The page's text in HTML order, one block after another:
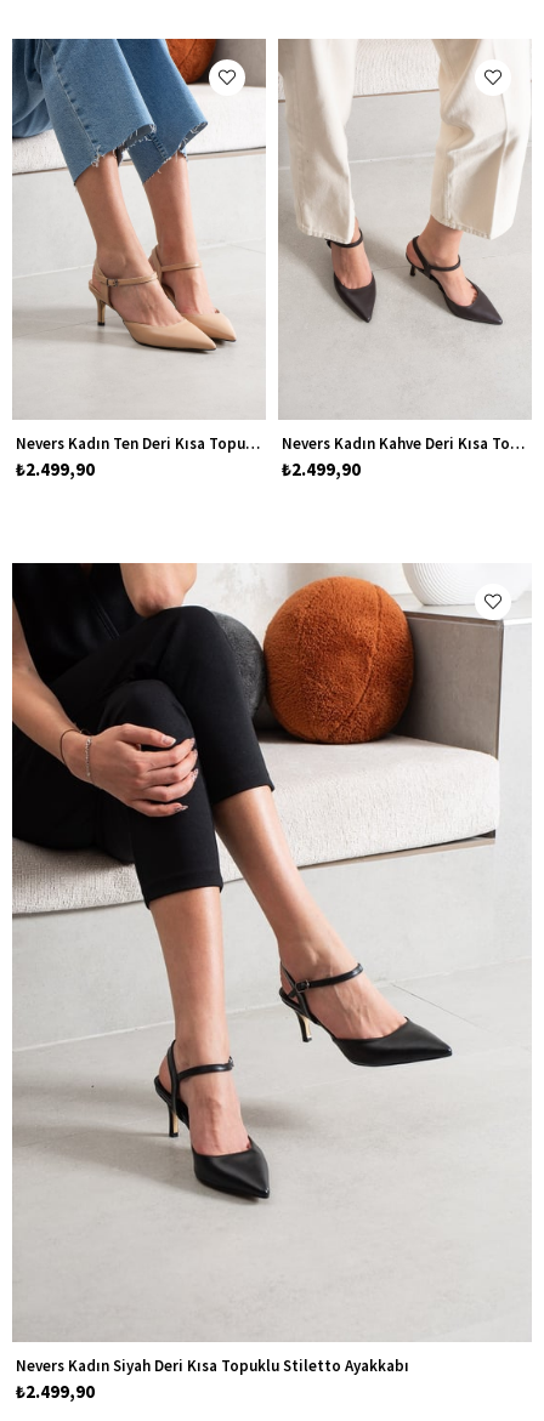
Nevers Kadın Ten Deri Kısa Topuklu Stiletto Ayakkabı
₺2.499,90
Nevers Kadın Kahve Deri Kısa Topuklu Stiletto Ayakkabı
₺2.499,90
Nevers Kadın Siyah Deri Kısa Topuklu Stiletto Ayakkabı
₺2.499,90